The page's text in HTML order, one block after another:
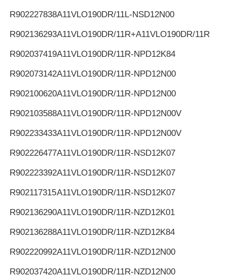
Van thủy lực YUKEN
R902227838A11VLO190DR/11L-NSD12N00
R902136293A11VLO190DR/11R+A11VLO190DR/11R
R902037419A11VLO190DR/11R-NPD12K84
R902073142A11VLO190DR/11R-NPD12N00
R902100620A11VLO190DR/11R-NPD12N00
R902103588A11VLO190DR/11R-NPD12N00V
R902233433A11VLO190DR/11R-NPD12N00V
R902226477A11VLO190DR/11R-NSD12K07
R902223392A11VLO190DR/11R-NSD12K07
R902117315A11VLO190DR/11R-NSD12K07
R902136290A11VLO190DR/11R-NZD12K01
R902136288A11VLO190DR/11R-NZD12K84
R902220992A11VLO190DR/11R-NZD12N00
R902037420A11VLO190DR/11R-NZD12N00